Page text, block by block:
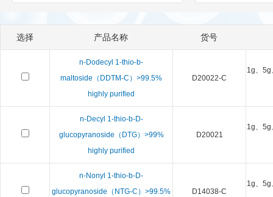
Biotez Berlin Diametra
Berry & Associates Zedira
LGC Maine Standards Biolife
Abbexa AbD Serotec
选择 产品名称 货号
n-Dodecyl 1-thio-b-
maltoside（DDTM-C）>99.5%
highly purified
D20022-C
1g、
n-Decyl 1-thio-b-D-
glucopyranoside（DTG）>99%
highly purified
D20021
1g、
n-Nonyl 1-thio-b-D-
glucopyranoside（NTG-C）>99.5%
D14038-C
1g、